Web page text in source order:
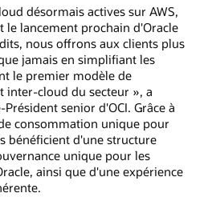
désormais actives sur AWS,
le lancement prochain d'Oracle
nous offrons aux clients plus
jamais en simplifiant les
le premier modèle de
cloud du secteur », a
senior d'OCI. Grâce à
consommation unique pour
bénéficient d'une structure
unique pour les
ainsi que d'une expérience